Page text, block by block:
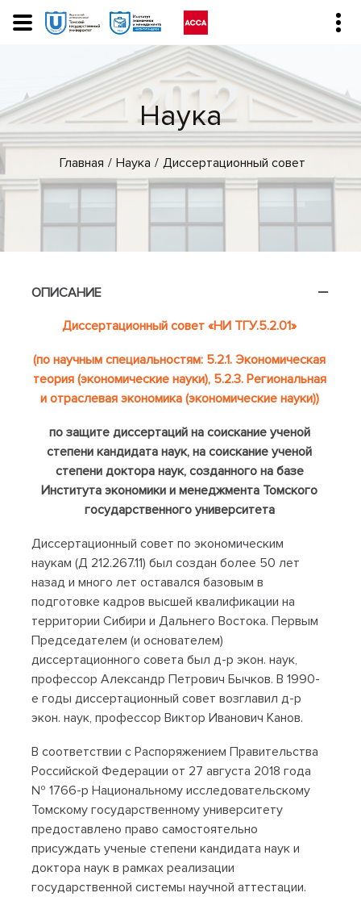
Наука
Главная Наука Диссертационный совет
ОПИСАНИЕ
Диссертационный совет «НИ ТГУ.5.2.01»
(по научным специальностям: 5.2.1. Экономическая
теория (экономические науки), 5.2.3. Региональная
и отраслевая экономика (экономические науки))
по защите диссертаций на соискание ученой
степени кандидата наук, на соискание ученой
степени доктора наук, созданного на базе
Института экономики и менеджмента Томского
государственного университета
Диссертационный совет по экономическим
наукам (Д 212.267.11) был создан более 50 лет
назад и много лет оставался базовым в
подготовке кадров высшей квалификации на
территории Сибири и Дальнего Востока. Первым
Председателем (и основателем)
диссертационного совета был д-р экон. наук,
профессор Александр Петрович Бычков. В 1990-
е годы диссертационный совет возглавил д-р
экон. наук, профессор Виктор Иванович Канов.
В соответствии с Распоряжением Правительства
Российской Федерации от 27 августа 2018 года
№ 1766-р Национальному исследовательскому
Томскому государственному университету
предоставлено право самостоятельно
присуждать ученые степени кандидата наук и
доктора наук в рамках реализации
государственной системы научной аттестации.